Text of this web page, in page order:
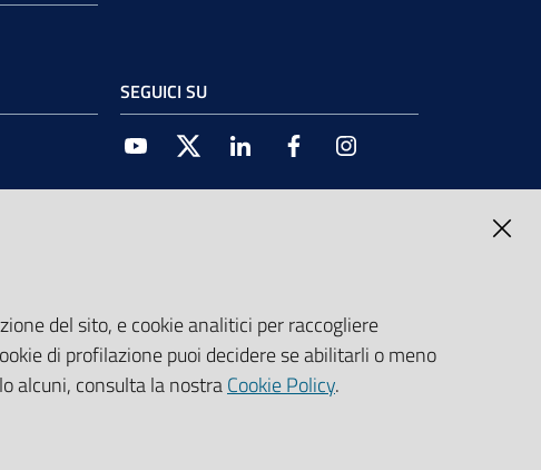
SEGUICI SU
Youtube Twitter Linkedin Facebook
del sito, e cookie analitici per raccogliere
di profilazione puoi decidere se abilitarli o meno
alcuni, consulta la nostraCookie Policy.